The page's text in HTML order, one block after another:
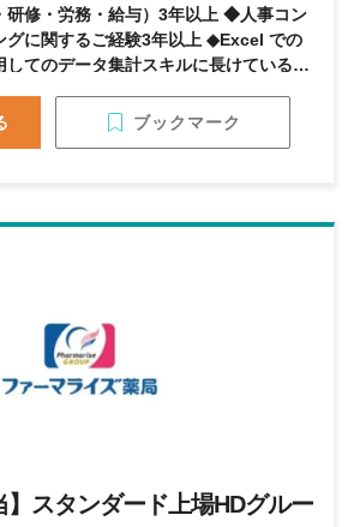
研修・労務・給与）3年以上 ◆人事コン
グに関するご経験3年以上 ◆Excel での
してのデータ集計スキルに長けている事
る方 ◆社内の関係者を巻き込んで協働し
ブックマーク
】スタンダード上場HDグルー